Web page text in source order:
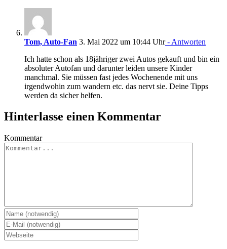
Tom, Auto-Fan 3. Mai 2022 um 10:44 Uhr- Antworten
Ich hatte schon als 18jähriger zwei Autos gekauft und bin ein
absoluter Autofan und darunter leiden unsere Kinder
manchmal. Sie müssen fast jedes Wochenende mit uns
irgendwohin zum wandern etc. das nervt sie. Deine Tipps
werden da sicher helfen.
Hinterlasse einen Kommentar
Kommentar